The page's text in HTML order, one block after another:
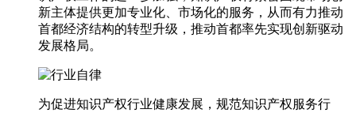
新主体提供更加专业化、市场化的服务，从而有力推动
首都经济结构的转型升级，推动首都率先实现创新驱动
发展格局。
为促进知识产权行业健康发展，规范知识产权服务行